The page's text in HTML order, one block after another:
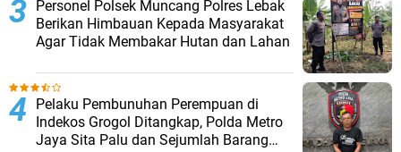
Personel Polsek Muncang Polres Lebak
Berikan Himbauan Kepada Masyarakat
Agar Tidak Membakar Hutan dan Lahan
Pelaku Pembunuhan Perempuan di
Indekos Grogol Ditangkap, Polda Metro
Jaya Sita Palu dan Sejumlah Barang